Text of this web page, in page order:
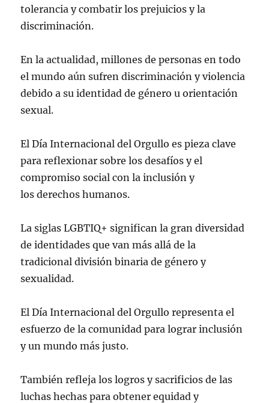
tolerancia y combatir los prejuicios y la
discriminación.
En la actualidad, millones de personas en todo
el mundo aún sufren discriminación y violencia
debido a su identidad de género u orientación
sexual.
El Día Internacional del Orgullo es pieza clave
para reflexionar sobre los desafíos y el
compromiso social con la inclusión y
los derechos humanos.
La siglas LGBTIQ+ significan la gran diversidad
de identidades que van más allá de la
tradicional división binaria de género y
sexualidad.
El Día Internacional del Orgullo representa el
esfuerzo de la comunidad para lograr inclusión
y un mundo más justo.
También refleja los logros y sacrificios de las
luchas hechas para obtener equidad y